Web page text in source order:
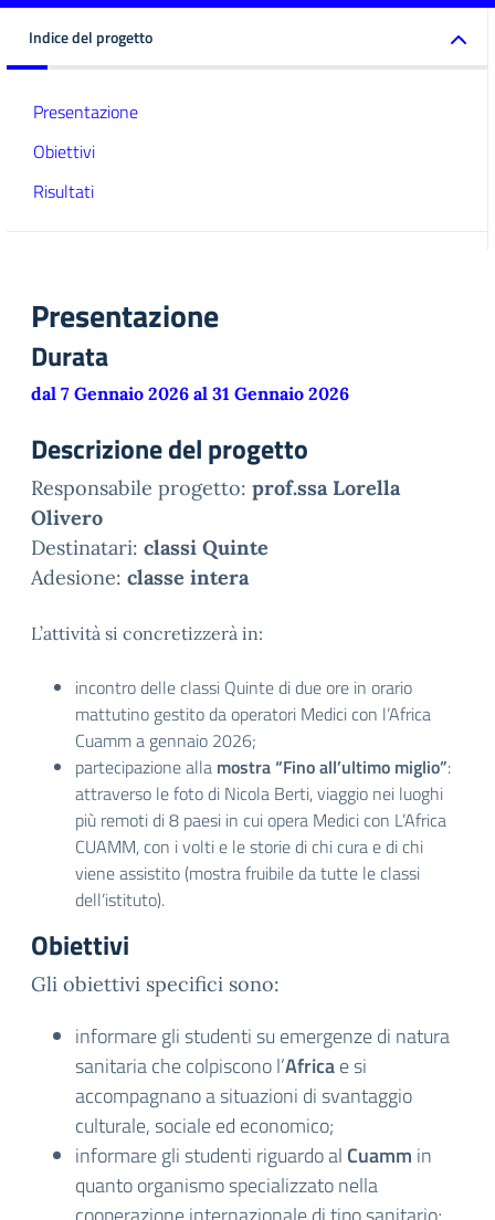
Indice del progetto
Presentazione
Obiettivi
Risultati
Presentazione
Durata
dal 7 Gennaio 2026 al 31 Gennaio 2026
Descrizione del progetto
Responsabile progetto: prof.ssa Lorella
Olivero
Destinatari: classi Quinte
Adesione: classe intera
L’attività si concretizzerà in:
incontro delle classi Quinte di due ore in orario
mattutino gestito da operatori Medici con l’Africa
Cuamm a gennaio 2026;
partecipazione alla mostra “Fino all’ultimo miglio”:
attraverso le foto di Nicola Berti, viaggio nei luoghi
più remoti di 8 paesi in cui opera Medici con L’Africa
CUAMM, con i volti e le storie di chi cura e di chi
viene assistito (mostra fruibile da tutte le classi
dell’istituto).
Obiettivi
Gli obiettivi specifici sono:
informare gli studenti su emergenze di natura
sanitaria che colpiscono l’Africae si
accompagnano a situazioni di svantaggio
culturale, sociale ed economico;
informare gli studenti riguardo al Cuamm in
quanto organismo specializzato nella